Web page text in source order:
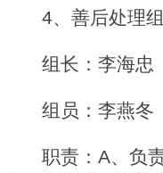
4、善后处理组
组长：李海忠
组员：李燕冬
职责：A、负